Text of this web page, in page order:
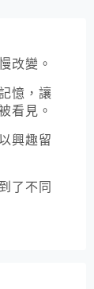
改變。
憶，讓
看見。
興趣留
了不同